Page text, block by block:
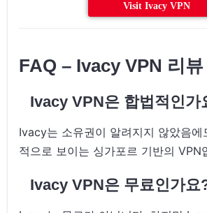
Visit Ivacy VPN
FAQ – Ivacy VPN 리뷰
Ivacy VPN은 합법적인가
Ivacy는 소유권이 알려지지 않았음에
적으로 보이는 싱가포르 기반의 VPN
Ivacy VPN은 무료인가요